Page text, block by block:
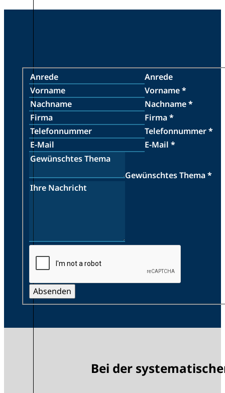
Anrede
Vorname*
Nachname*
Firma*
Telefonnummer*
E-Mail *
Gewünschtes Thema*
Absenden
Bei der